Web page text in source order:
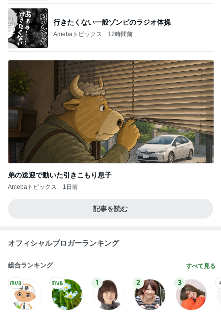
行きたくない一般ゾンビのラジオ体操
Amebaトピックス 12時間前
弟の送迎で動いた引きこもり息子
Amebaトピックス 1日前
記事を読む
オフィシャルブロガーランキング
総合ランキング すべて見る
1 2 3